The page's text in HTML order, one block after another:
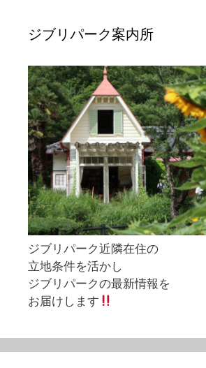
ジブリパーク案内所
ジブリパーク近隣在住の
立地条件を活かし
ジブリパークの最新情報を
お届けします